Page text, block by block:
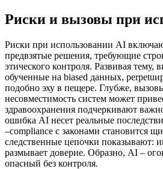
Риски и вызовы при
Риски при использовании AI
предвзятые решения, требующие
этического контроля. Развивая тему,
обученные на biased данных,
подобно эху в пещере. Глубже,
несовместимость систем может
здравоохранения подчеркивают
ошибка AI несет реальные
–compliance с законами становится
следственные цепочки показывают:
размывает доверие. Образно, AI –
опасный без контроля.